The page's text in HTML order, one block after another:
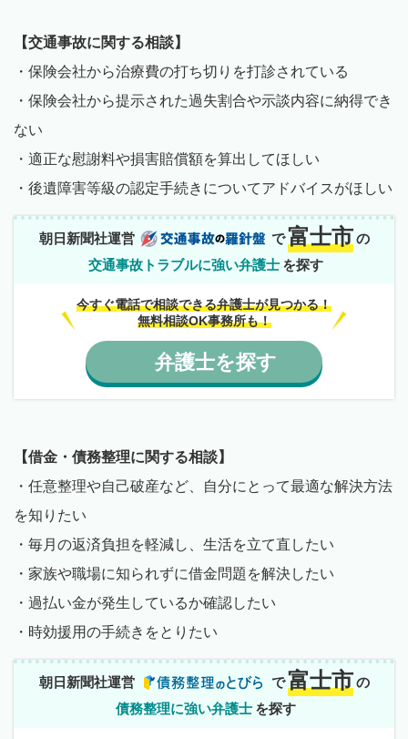
【交通事故に関する相談】
・保険会社から治療費の打ち切りを打診されている
・保険会社から提示された過失割合や示談内容に納得でき
ない
・適正な慰謝料や損害賠償額を算出してほしい
・後遺障害等級の認定手続きについてアドバイスがほしい
朝日新聞社運営 で 富士市 の
交通事故トラブルに強い弁護士 を探す
今すぐ電話で相談できる弁護士が見つかる！
無料相談OK事務所も！
弁護士を探す
【借金・債務整理に関する相談】
・任意整理や自己破産など、自分にとって最適な解決方法
を知りたい
・毎月の返済負担を軽減し、生活を立て直したい
・家族や職場に知られずに借金問題を解決したい
・過払い金が発生しているか確認したい
・時効援用の手続きをとりたい
朝日新聞社運営 で 富士市 の
債務整理に強い弁護士 を探す